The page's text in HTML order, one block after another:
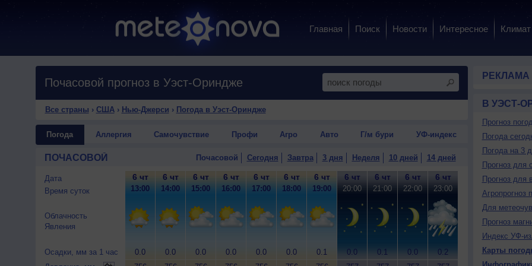
Главная Поиск Новости Интересное Климат
Почасовой прогноз в Уэст-Ориндже
Все страны › США› Нью-Джерси › Погода в Уэст-Ориндже
Погода Аллергия Самочувствие Профи Агро Авто Г/м бури УФ-индекс
ПОЧАСОВОЙ Почасовой Сегодня Завтра 3 дня Неделя 10 дней 14 дней
Дата
Время суток
Облачность
Явления
Осадки, мм за 1 час
6 чт
13:00
0.0
6 чт
14:00
0.0
6 чт
15:00
0.0
6 чт
16:00
0.0
6 чт
17:00
0.0
6 чт
18:00
0.0
6 чт
19:00
0.1
6 чт
20:00
0.0
6 чт
21:00
0.1
6 чт
22:00
0.0
6 чт
23:00
0.2
7 пт
0.0
7
РЕКЛАМА
В УЭСТ-
Прогноз
Погода
Погода на 3
Прогноз для
Прогноз для
Агропрогноз
Для
Прогноз
Индекс УФ-
Карты